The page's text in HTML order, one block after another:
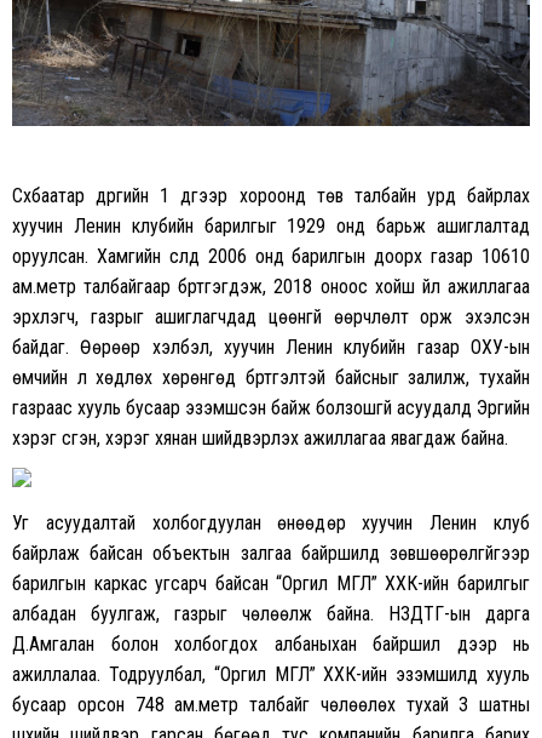
Сүхбаатар дүүргийн 1 дүгээр хороонд төв талбайн урд байрлах
хуучин Ленин клубийн барилгыг 1929 онд барьж ашиглалтад
оруулсан. Хамгийн сүүлд 2006 онд барилгын доорх газар 10610
ам.метр талбайгаар бүртгэгдэж, 2018 оноос хойш үйл ажиллагаа
эрхлэгч, газрыг ашиглагчдад цөөнгүй өөрчлөлт орж эхэлсэн
байдаг. Өөрөөр хэлбэл, хуучин Ленин клубийн газар ОХУ-ын
өмчийн үл хөдлөх хөрөнгөд бүртгэлтэй байсныг залилж, тухайн
газраас хууль бусаар эзэмшсэн байж болзошгүй асуудалд Эрүүгийн
хэрэг үүсгэн, хэрэг хянан шийдвэрлэх ажиллагаа явагдаж байна.
Уг асуудалтай холбогдуулан өнөөдөр хуучин Ленин клуб
байрлаж байсан объектын залгаа байршилд зөвшөөрөлгүйгээр
барилгын каркас угсарч байсан “Оргил МГЛ” ХХК-ийн барилгыг
албадан буулгаж, газрыг чөлөөлж байна. НЗДТГ-ын дарга
Д.Амгалан болон холбогдох албаныхан байршил дээр нь
ажиллалаа. Тодруулбал, “Оргил МГЛ” ХХК-ийн эзэмшилд хууль
бусаар орсон 748 ам.метр талбайг чөлөөлөх тухай 3 шатны